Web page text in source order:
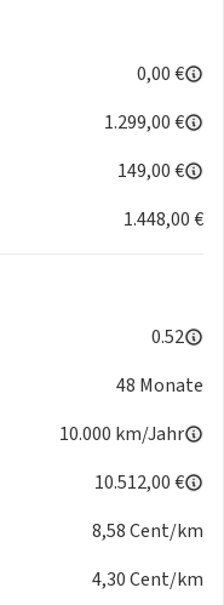
0,00 €
1.299,00 €
149,00 €
1.448,00 €
0.52
48 Monate
10.000 km/Jahr
10.512,00 €
8,58 Cent/km
4,30 Cent/km